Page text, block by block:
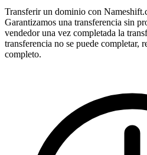
Transferir un dominio con
Garantizamos una transferencia sin
vendedor una vez completada la
transferencia no se puede completar,
completo.